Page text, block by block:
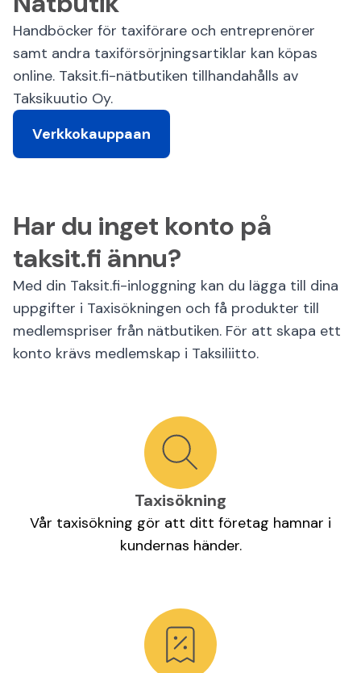
Handböcker för taxiförare och entreprenörer
samt andra taxiförsörjningsartiklar kan köpas
online. Taksit.fi-nätbutiken tillhandahålls av
Taksikuutio Oy.
Verkkokauppaan
Har du inget konto på
taksit.fi ännu?
Med din Taksit.fi-inloggning kan du lägga till dina
uppgifter i Taxisökningen och få produkter till
medlemspriser från nätbutiken. För att skapa ett
konto krävs medlemskap i Taksiliitto.
Taxisökning
Vår taxisökning gör att ditt företag hamnar i
kundernas händer.